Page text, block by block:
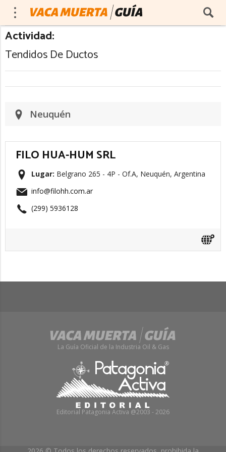
Actividad:
Tendidos De Ductos
Neuquén
FILO HUA-HUM SRL
Lugar: Belgrano 265 - 4P - Of.A, Neuquén, Argentina
info@filohh.com.ar
(299) 5936128
La Guía Oficial de la Industria Oil & Gas
Editorial Patagonia Activa @2003 - 2026